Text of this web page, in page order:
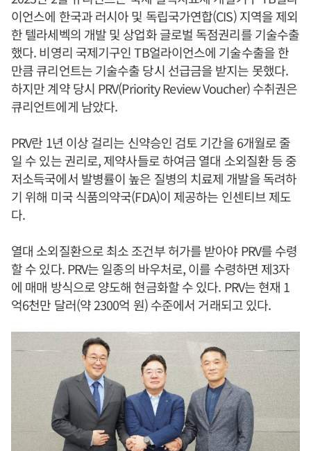
이언스에 한국과 러시아 및 독립국가연합(CIS) 지역을 제외
한 텔라세벡의 개발 및 상업화 글로벌 독점권리를 기술수출
했다. 비영리 국제기구인 TB얼라이언스에 기술수출을 한
만큼 큐리언트는 기술수출 당시 선급금을 받지는 못했다.
하지만 계약 당시 PRV(Priority Review Voucher) 수취권은
큐리언트에게 남았다.
PRV란 1년 이상 걸리는 신약승인 검토 기간을 6개월로 줄
일 수 있는 권리로, 제약사들로 하여금 열대 소외질환 등 중
저소득국에서 발병률이 높은 질병의 치료제 개발을 독려하
기 위해 미국 식품의약국(FDA)이 제공하는 인센티브 제도
다.
열대 소외질환으로 최소 조건부 허가를 받아야 PRV를 수령
할 수 있다. PRV는 일종의 바우처로, 이를 수령하면 제3자
에 매매 방식으로 양도해 현금화할 수 있다. PRV는 현재 1
억6천만 달러(약 2300억 원) 수준에서 거래되고 있다.